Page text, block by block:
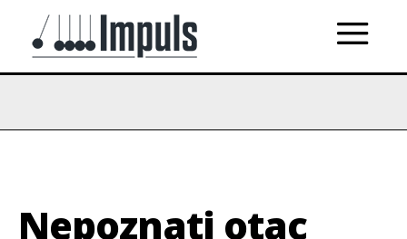
Nepoznati otac